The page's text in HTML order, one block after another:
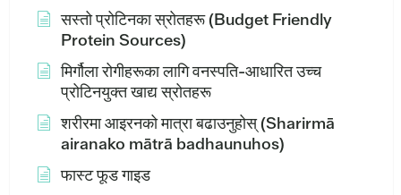
सस्तो प्रोटिनका स्रोतहरू (Budget Friendly
Protein Sources)
मिर्गौला रोगीहरूका लागि वनस्पति-आधारित उच्च
प्रोटिनयुक्त खाद्य स्रोतहरू
शरीरमा आइरनको मात्रा बढाउनुहोस् (Sharirmā
airanako mātrā badhaunuhos)
फास्ट फूड गाइड